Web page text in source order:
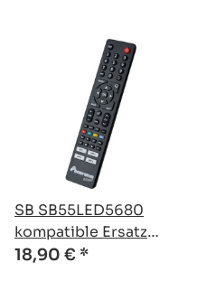
SB SB55LED5680
kompatible Ersatz
Fernbedienung
18,90 € *